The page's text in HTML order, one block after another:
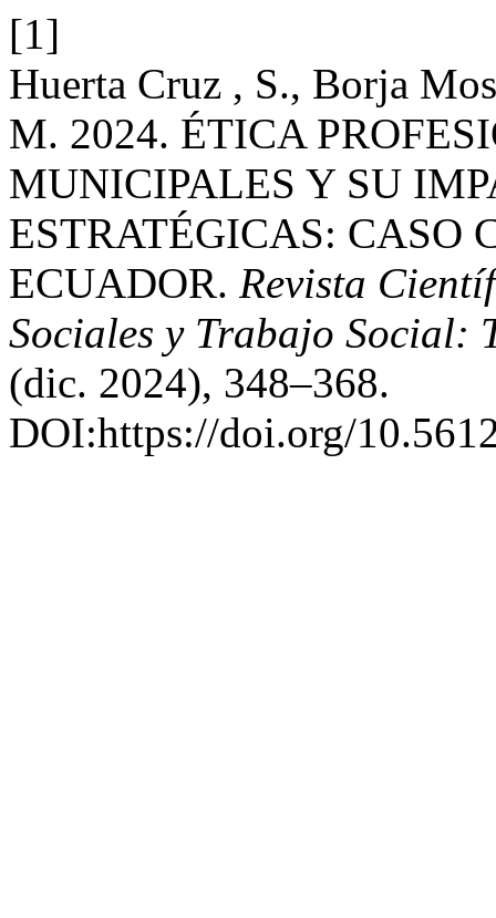
[1]
Huerta Cruz , S., Borja
M. 2024. ÉTICA
MUNICIPALES Y SU
ESTRATÉGICAS: CASO
ECUADOR. Revista
Sociales y Trabajo Social:
(dic. 2024), 348–368.
DOI:https://doi.org/